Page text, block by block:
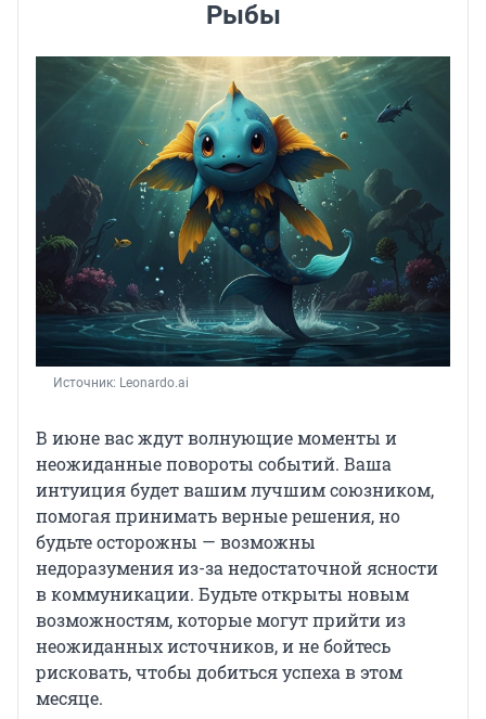
Рыбы
Источник: Leonardo.ai
В июне вас ждут волнующие моменты и
неожиданные повороты событий. Ваша
интуиция будет вашим лучшим союзником,
помогая принимать верные решения, но
будьте осторожны — возможны
недоразумения из-за недостаточной ясности
в коммуникации. Будьте открыты новым
возможностям, которые могут прийти из
неожиданных источников, и не бойтесь
рисковать, чтобы добиться успеха в этом
месяце.